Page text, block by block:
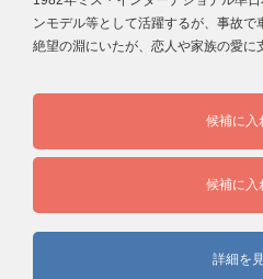
ンモデル等として活躍するが、事故
絶望の淵にいたが、恋人や家族の愛に
候補に入
候補に入
詳細を